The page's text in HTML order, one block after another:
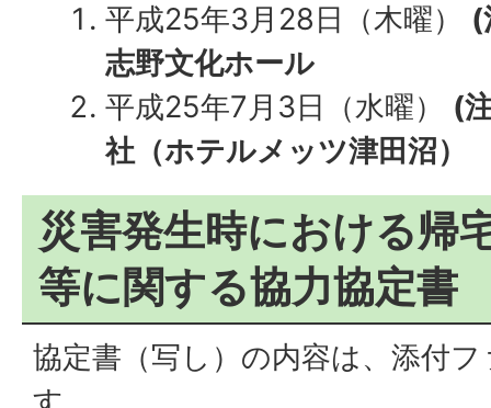
平成25年3月28日（木曜） (
志野文化ホール
平成25年7月3日（水曜） (
社（ホテルメッツ津田沼）
災害発生時における帰
等に関する協力協定書
協定書（写し）の内容は、添付